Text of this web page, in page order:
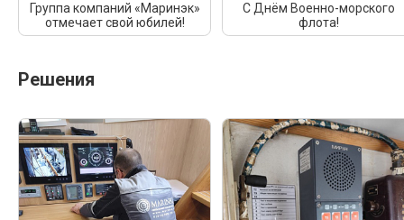
Группа компаний «Маринэк»
отмечает свой юбилей!
С Днём Военно-морского
флота!
Решения